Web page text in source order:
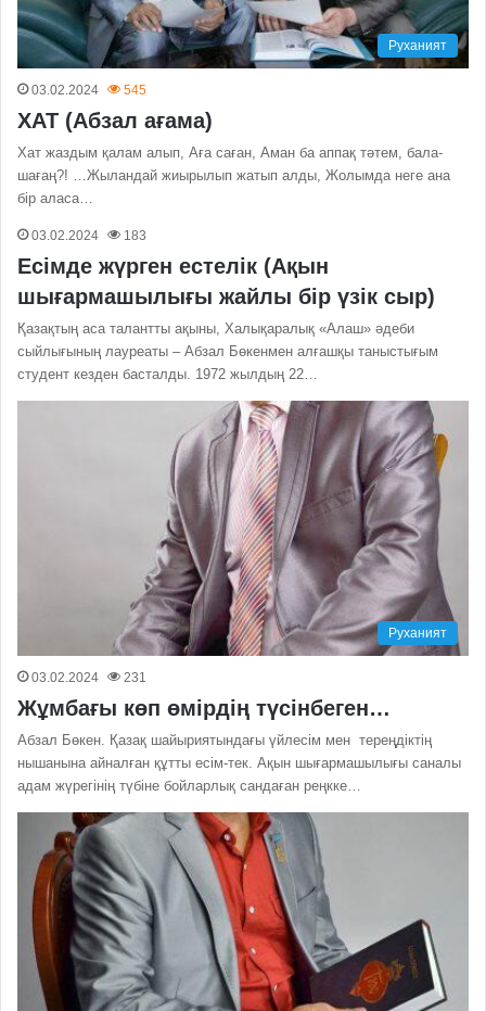
Руханият
03.02.2024 545
ХАТ (Абзал ағама)
Хат жаздым қалам алып, Аға саған, Аман ба аппақ тәтем, бала-
шағаң?! …Жыландай жиырылып жатып алды, Жолымда неге ана
бір аласа…
03.02.2024 183
Есімде жүрген естелік (Ақын
шығармашылығы жайлы бір үзік сыр)
Қазақтың аса талантты ақыны, Халықаралық «Алаш» әдеби
сыйлығының лауреаты – Абзал Бөкенмен алғашқы таныстығым
студент кезден басталды. 1972 жылдың 22…
Руханият
03.02.2024 231
Жұмбағы көп өмірдің түсінбеген…
Абзал Бөкен. Қазақ шайыриятындағы үйлесім мен тереңдіктің
нышанына айналған құтты есім-тек. Ақын шығармашылығы саналы
адам жүрегінің түбіне бойларлық сандаған реңкке…